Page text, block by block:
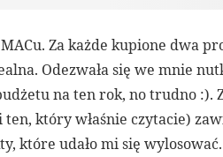
Za każde kupione dwa
Odezwała się we mnie
na ten rok, no trudno :).
który właśnie czytacie)
które udało mi się